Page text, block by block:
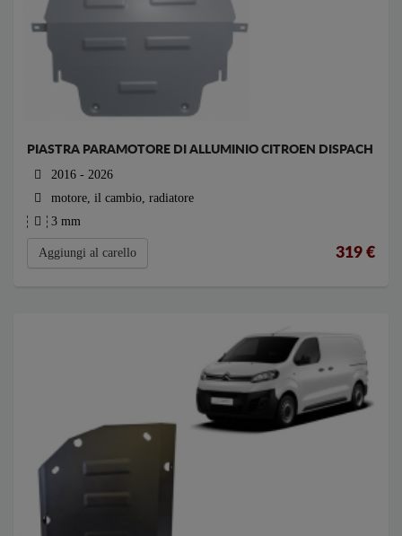
PIASTRA PARAMOTORE DI ALLUMINIO CITROEN DISPACH
2016 - 2026
motore, il cambio, radiatore
3 mm
Aggiungi al carello 319 €